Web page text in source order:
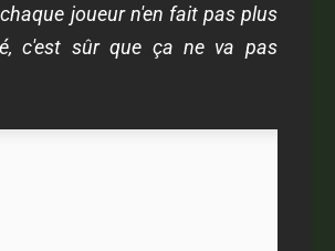
joueur n'en fait pas plus
c'est sûr que ça ne va pas